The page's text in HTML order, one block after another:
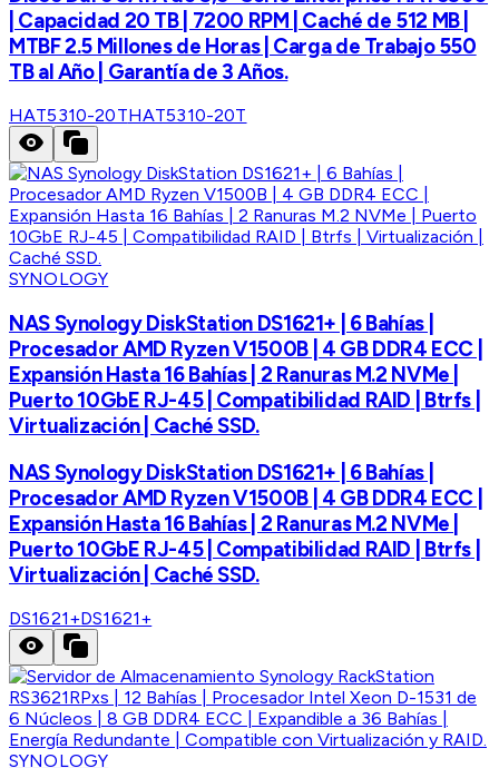
| Capacidad 20 TB | 7200 RPM | Caché de 512 MB |
MTBF 2.5 Millones de Horas | Carga de Trabajo 550
TB al Año | Garantía de 3 Años.
HAT5310-20THAT5310-20T
SYNOLOGY
NAS Synology DiskStation DS1621+ | 6 Bahías |
Procesador AMD Ryzen V1500B | 4 GB DDR4 ECC |
Expansión Hasta 16 Bahías | 2 Ranuras M.2 NVMe |
Puerto 10GbE RJ-45 | Compatibilidad RAID | Btrfs |
Virtualización | Caché SSD.
NAS Synology DiskStation DS1621+ | 6 Bahías |
Procesador AMD Ryzen V1500B | 4 GB DDR4 ECC |
Expansión Hasta 16 Bahías | 2 Ranuras M.2 NVMe |
Puerto 10GbE RJ-45 | Compatibilidad RAID | Btrfs |
Virtualización | Caché SSD.
DS1621+DS1621+
SYNOLOGY